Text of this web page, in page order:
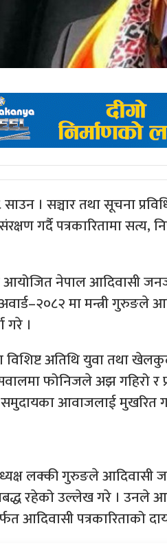
। सञ्चार तथा सूचना
गर्दै पत्रकारितामा सत्य,
आयोजित नेपाल आदिवासी
मा मन्त्री गुरुङले
गरे ।
अतिथि युवा तथा
फोनिजले अझ गहिरो र
आवाजलाई मुखरित
लक्की गुरुङले आदिवासी
रहेको उल्लेख गरे । उनले
आदिवासी पत्रकारिताको